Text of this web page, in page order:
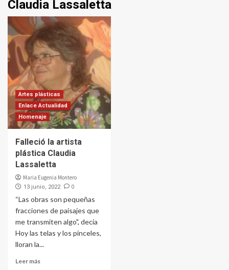
Claudia Lassaletta
Artes plásticas
Enlace Actualidad
Homenaje
Falleció la artista
plástica Claudia
Lassaletta
Maria Eugenia Montero
13 junio, 2022 0
“Las obras son pequeñas
fracciones de paisajes que
me transmiten algo", decía
Hoy las telas y los pinceles,
lloran la...
Leer más